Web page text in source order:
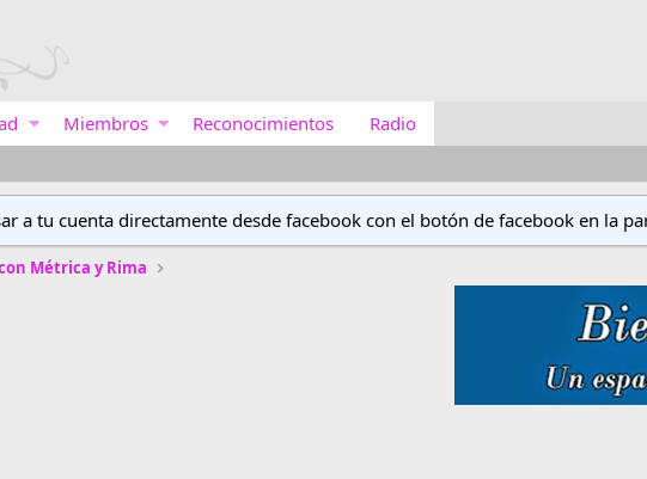
Miembros Reconocimientos Radio
a tu cuenta directamente desde facebook con el botón de facebook en la
Métrica y Rima